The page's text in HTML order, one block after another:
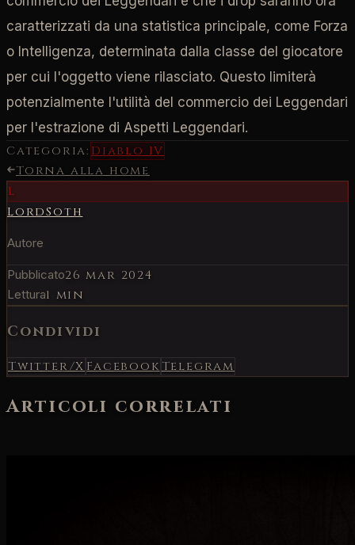
caratterizzati da una statistica principale, come Forza
o Intelligenza, determinata dalla classe del giocatore
per cui l'oggetto viene rilasciato. Questo limiterà
potenzialmente l'utilità del commercio dei Leggendari
per l'estrazione di Aspetti Leggendari.
Categoria:Diablo IV
Torna alla home
L
LordSoth
Autore
Pubblicato26 mar 2024
Lettura1 min
Condividi
Twitter/XFacebookTelegram
Articoli correlati